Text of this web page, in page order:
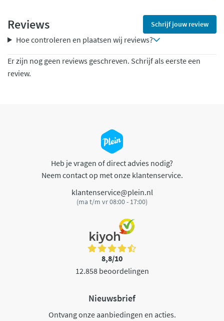
Reviews Schrijf jouw review
Hoe controleren en plaatsen wij reviews?
Er zijn nog geen reviews geschreven. Schrijf als eerste een
review.
Heb je vragen of direct advies nodig?
Neem contact op met onze klantenservice.
klantenservice@plein.nl
(ma t/m vr 08:00 - 17:00)
8,8/10
12.858 beoordelingen
Nieuwsbrief
Ontvang onze aanbiedingen en acties.